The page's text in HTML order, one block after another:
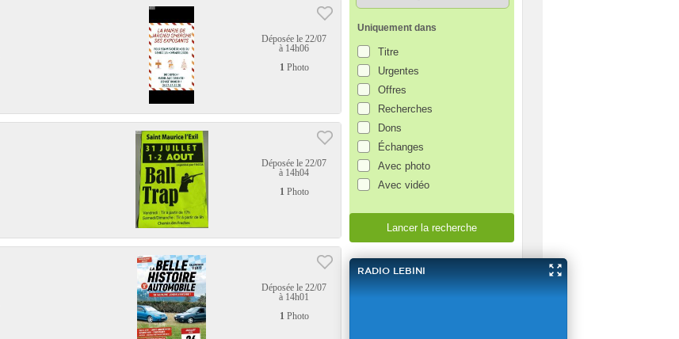
Déposée le 22/07
à 14h06
1 Photo
Déposée le 22/07
à 14h04
1 Photo
Déposée le 22/07
à 14h01
1 Photo
Uniquement dans
Titre
Urgentes
Offres
Recherches
Dons
Échanges
Avec photo
Avec vidéo